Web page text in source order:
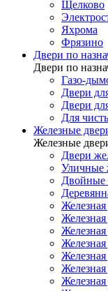
Щелково
Яхрома
Фрязино
Двери по
Двери по
Газо-
Двери
Двери
Для
Железные
Железные
Двери
Уличные
Двойные
Железная
Железная
Железная
Железная